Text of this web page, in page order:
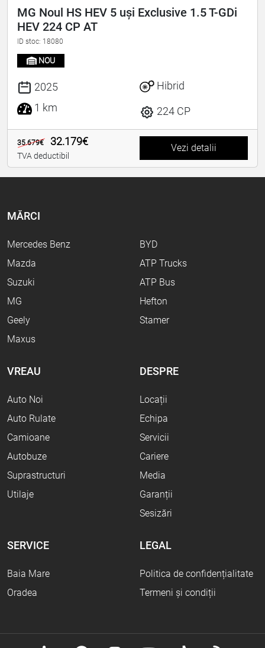
MG Noul HS HEV 5 uși Exclusive 1.5 T-GDi
HEV 224 CP AT
ID stoc: 18080
NOU
2025
1 km
Hibrid
224 CP
35.679€ 32.179€
TVA deductibil
Vezi detalii
MĂRCI
Mercedes Benz
Mazda
Suzuki
MG
Geely
Maxus
BYD
ATP Trucks
ATP Bus
Hefton
Stamer
VREAU
Auto Noi
Auto Rulate
Camioane
Autobuze
Suprastructuri
Utilaje
DESPRE
Locații
Echipa
Servicii
Cariere
Media
Garanții
Sesizări
SERVICE
Baia Mare
Oradea
LEGAL
Politica de confidențialitate
Termeni și condiții